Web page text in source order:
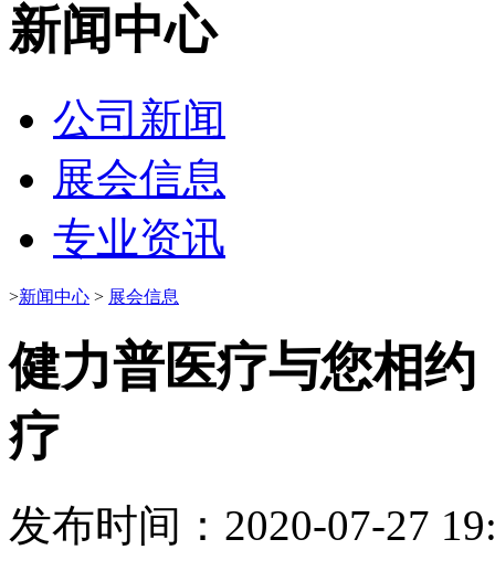
新闻中心
公司新闻
展会信息
专业资讯
>新闻中心 > 展会信息
健力普医疗与您相
疗
发布时间：2020-07-27